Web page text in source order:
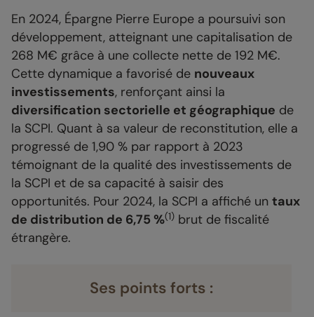
En 2024, Épargne Pierre Europe a poursuivi son
développement, atteignant une capitalisation de
268 M€ grâce à une collecte nette de 192 M€.
Cette dynamique a favorisé de nouveaux
investissements, renforçant ainsi la
diversification sectorielle et géographique de
la SCPI. Quant à sa valeur de reconstitution, elle a
progressé de 1,90 % par rapport à 2023
témoignant de la qualité des investissements de
la SCPI et de sa capacité à saisir des
opportunités. Pour 2024, la SCPI a affiché un taux
de distribution de 6,75 %(1) brut de fiscalité
étrangère.
Ses points forts :